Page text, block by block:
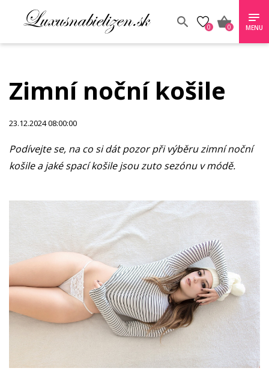
0 0 MENU
Zimní noční košile
23.12.2024 08:00:00
Podívejte se, na co si dát pozor při výběru zimní noční
košile a jaké spací košile jsou zuto sezónu v módě.